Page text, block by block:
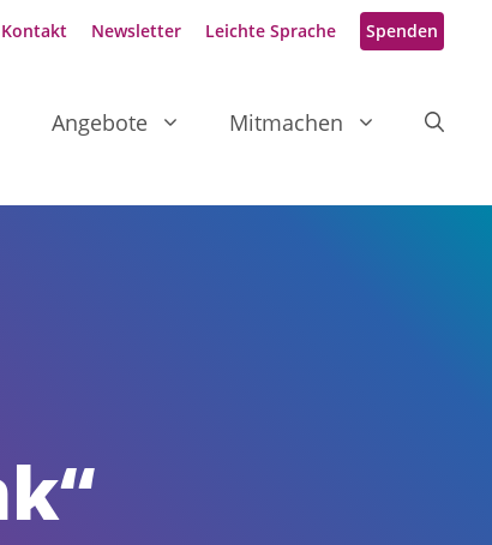
Kontakt Newsletter Leichte Sprache Spenden
Angebote Mitmachen